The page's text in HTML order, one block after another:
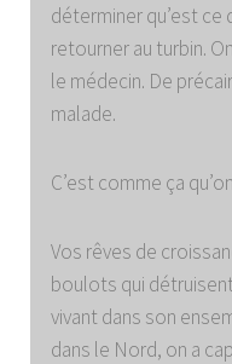
déterminer qu’est ce
retourner au turbin.
le médecin. De
malade.
C’est comme ça
Vos rêves de
boulots qui
vivant dans son
dans le Nord, on a